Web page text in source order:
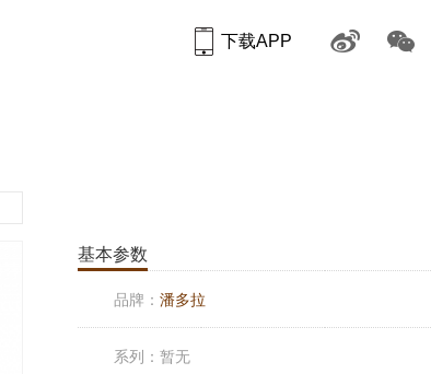
下载APP
基本参数
品牌： 潘多拉
系列： 暂无